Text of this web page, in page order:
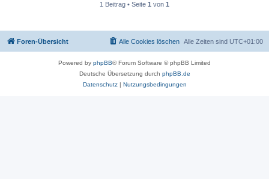
1 Beitrag • Seite 1 von 1
Foren-Übersicht Alle Zeiten sind UTC+01:00
Alle Cookies löschen
Powered by phpBB® Forum Software © phpBB Limited
Deutsche Übersetzung durch phpBB.de
Datenschutz| Nutzungsbedingungen